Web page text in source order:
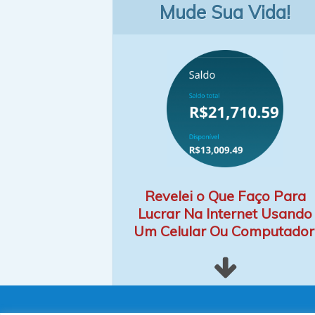
Mude Sua Vida!
Revelei o Que Faço Para
Lucrar Na Internet Usando
Um Celular Ou